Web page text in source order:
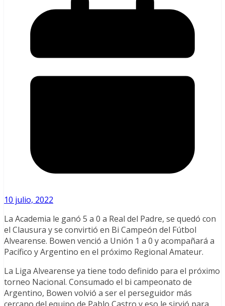
10 julio, 2022
La Academia le ganó 5 a 0 a Real del Padre, se quedó con
el Clausura y se convirtió en Bi Campeón del Fútbol
Alvearense. Bowen venció a Unión 1 a 0 y acompañará a
Pacífico y Argentino en el próximo Regional Amateur.
La Liga Alvearense ya tiene todo definido para el próximo
torneo Nacional. Consumado el bi campeonato de
Argentino, Bowen volvió a ser el perseguidor más